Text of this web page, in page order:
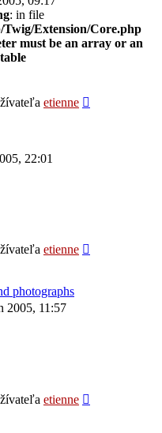
: in file
Extension/Core.php
must be an array or an
etienne
22:01
etienne
photographs
2005, 11:57
etienne